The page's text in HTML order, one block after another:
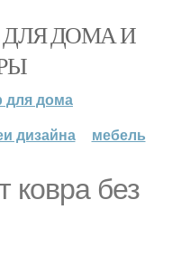
ДЛЯ ДОМА И
для дома
дизайна мебель
ковра без